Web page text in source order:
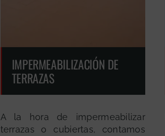
IMPERMEABILIZACIÓN DE
TERRAZAS
A la hora de impermeabilizar
terrazas o cubiertas, contamos